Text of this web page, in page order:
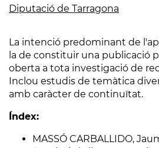
Diputació de Tarragona
La intenció predominant de
la de constituir una publicació
oberta a tota investigació de
Inclou estudis de temàtica
amb caràcter de continuïtat.
Índex:
MASSÓ CARBALLIDO,